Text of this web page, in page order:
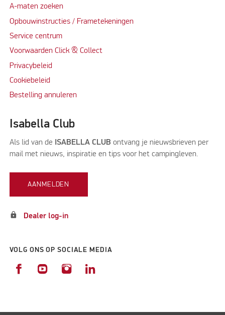
A-maten zoeken
Opbouwinstructies / Frametekeningen
Service centrum
Voorwaarden Click & Collect
Privacybeleid
Cookiebeleid
Bestelling annuleren
Isabella Club
Als lid van de ISABELLA CLUB ontvang je nieuwsbrieven per
mail met nieuws, inspiratie en tips voor het campingleven.
AANMELDEN
lock Dealer log-in
VOLG ONS OP SOCIALE MEDIA